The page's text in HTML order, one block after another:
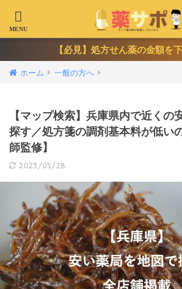
【必見】処方せん薬の金額を
ホーム 一般の方へ
【マップ検索】兵庫県内で近くの
探す／処方箋の調剤基本料が低い
師監修】
2023/05/28